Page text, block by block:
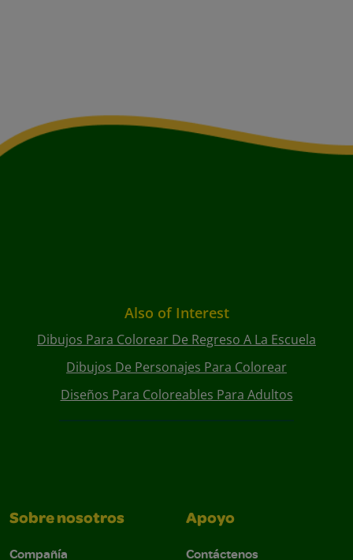
Also of Interest
Dibujos Para Colorear De Regreso A La Escuela
Dibujos De Personajes Para Colorear
Diseños Para Coloreables Para Adultos
Sobre nosotros
Compañía
Apoyo
Contáctenos